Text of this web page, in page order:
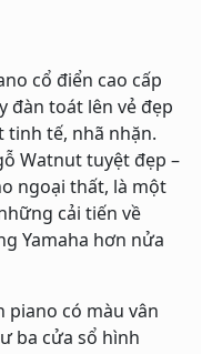
cổ điển cao cấp
đàn toát lên vẻ đẹp
tinh tế, nhã nhặn.
Watnut tuyệt đẹp –
ngoại thất, là một
cải tiến về
Yamaha hơn nửa
piano có màu vân
ba cửa sổ hình